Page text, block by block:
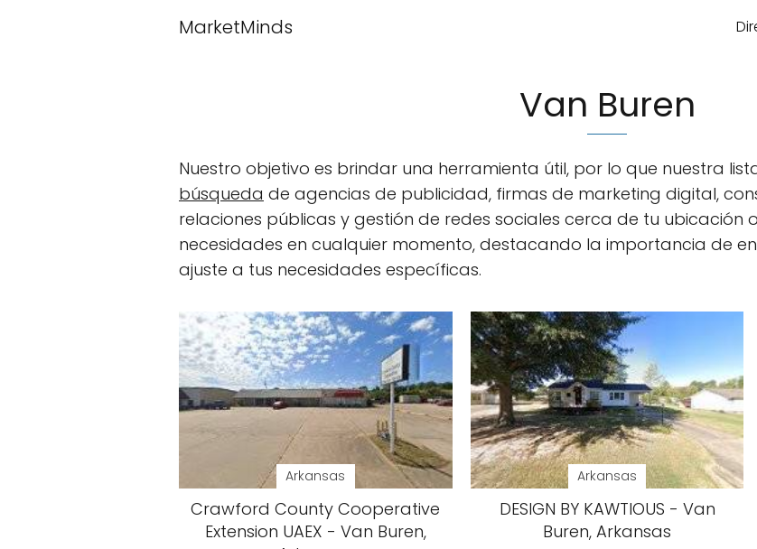
MarketMinds
Van Buren
Nuestro objetivo es brindar una herramienta útil, por lo que nuestra
búsqueda de agencias de publicidad, firmas de marketing digital,
relaciones públicas y gestión de redes sociales cerca de tu ubicación
necesidades en cualquier momento, destacando la importancia de
ajuste a tus necesidades específicas.
Arkansas
Crawford County Cooperative
Extension UAEX - Van Buren,
Arkansas
DESIGN BY KAWTIOUS - Van
Buren, Arkansas